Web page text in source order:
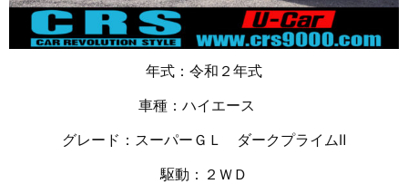
年式：令和２年式
車種：ハイエース
グレード：スーパーＧＬ ダークプライムⅡ
駆動：２ＷＤ